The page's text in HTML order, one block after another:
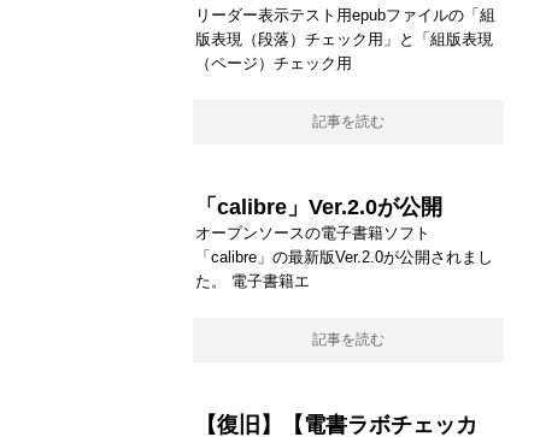
リーダー表示テスト用epubファイルの「組
版表現（段落）チェック用」と「組版表現
（ページ）チェック用
記事を読む
「calibre」Ver.2.0が公開
オープンソースの電子書籍ソフト
「calibre」の最新版Ver.2.0が公開されまし
た。 電子書籍エ
記事を読む
【復旧】【電書ラボチェッカ